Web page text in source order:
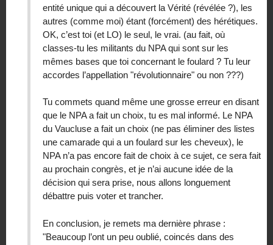
entité unique qui a découvert la Vérité (révélée ?), les
autres (comme moi) étant (forcément) des hérétiques.
OK, c’est toi (et LO) le seul, le vrai. (au fait, où
classes-tu les militants du NPA qui sont sur les
mêmes bases que toi concernant le foulard ? Tu leur
accordes l’appellation "révolutionnaire" ou non ???)
Tu commets quand même une grosse erreur en disant
que le NPA a fait un choix, tu es mal informé. Le NPA
du Vaucluse a fait un choix (ne pas éliminer des listes
une camarade qui a un foulard sur les cheveux), le
NPA n’a pas encore fait de choix à ce sujet, ce sera fait
au prochain congrès, et je n’ai aucune idée de la
décision qui sera prise, nous allons longuement
débattre puis voter et trancher.
En conclusion, je remets ma dernière phrase :
"Beaucoup l’ont un peu oublié, coincés dans des